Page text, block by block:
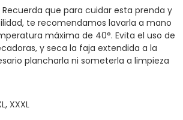
que para cuidar esta prenda y
te recomendamos lavarla a mano
máxima de 40°. Evita el uso de
y seca la faja extendida a la
plancharla ni someterla a limpieza
XXXL